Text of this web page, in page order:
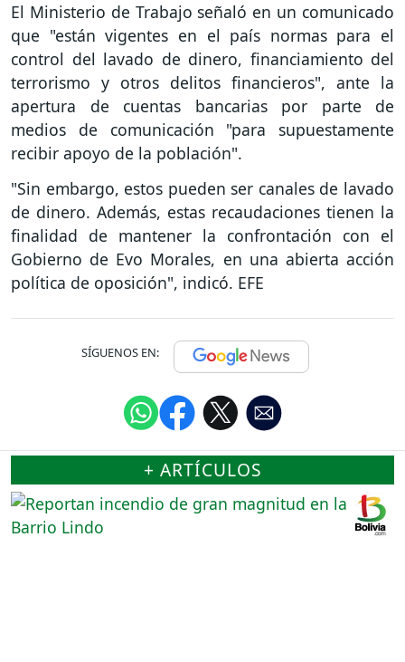
El Ministerio de Trabajo señaló en un comunicado
que "están vigentes en el país normas para el
control del lavado de dinero, financiamiento del
terrorismo y otros delitos financieros", ante la
apertura de cuentas bancarias por parte de
medios de comunicación "para supuestamente
recibir apoyo de la población".
"Sin embargo, estos pueden ser canales de lavado
de dinero. Además, estas recaudaciones tienen la
finalidad de mantener la confrontación con el
Gobierno de Evo Morales, en una abierta acción
política de oposición", indicó. EFE
SÍGUENOS EN:
+ ARTÍCULOS